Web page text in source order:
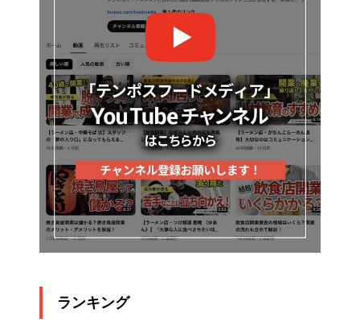
ランキング